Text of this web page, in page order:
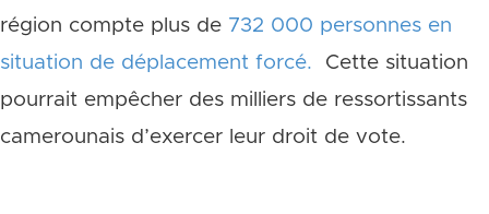
région compte plus de 732 000 personnes en
situation de déplacement forcé.
Cette situation
pourrait empêcher des milliers de ressortissants
camerounais d’exercer leur droit de vote.